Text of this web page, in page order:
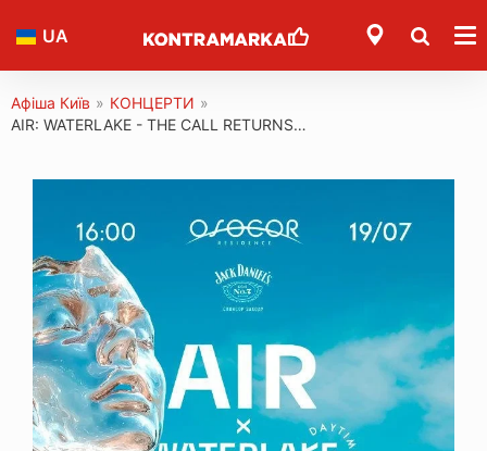
UA
Афіша Київ » КОНЦЕРТИ »
AIR: WATERLAKE - THE CALL RETURNS…